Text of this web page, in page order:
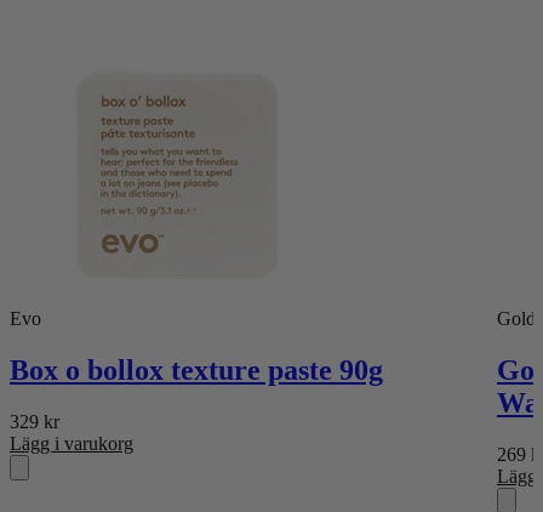
Evo
Box o bollox texture paste 90g
329 kr
Lägg i varukorg
269
Lägg